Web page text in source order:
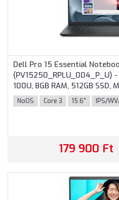
Dell Pro 15 Essential
(PV15250_RPLU_004_P_U)
100U, 8GB RAM, 512GB
Operációs rendszer nélkül, 3
színben
NoOS Core 3 15.6" IPS/
179 900 Ft